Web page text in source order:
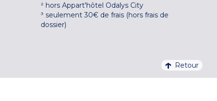
² hors Appart'hôtel Odalys City
³ seulement 30€ de frais (hors frais de
dossier)
Retour